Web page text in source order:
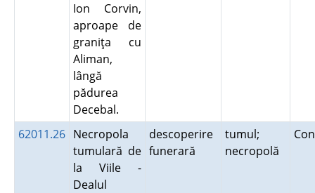
Ion Corvin,
aproape de
graniţa cu
Aliman,
lângă
pădurea
Decebal.
62011.26 Necropola
tumulară de
la Viile -
Dealul
descoperire
funerară
tumul;
necropolă